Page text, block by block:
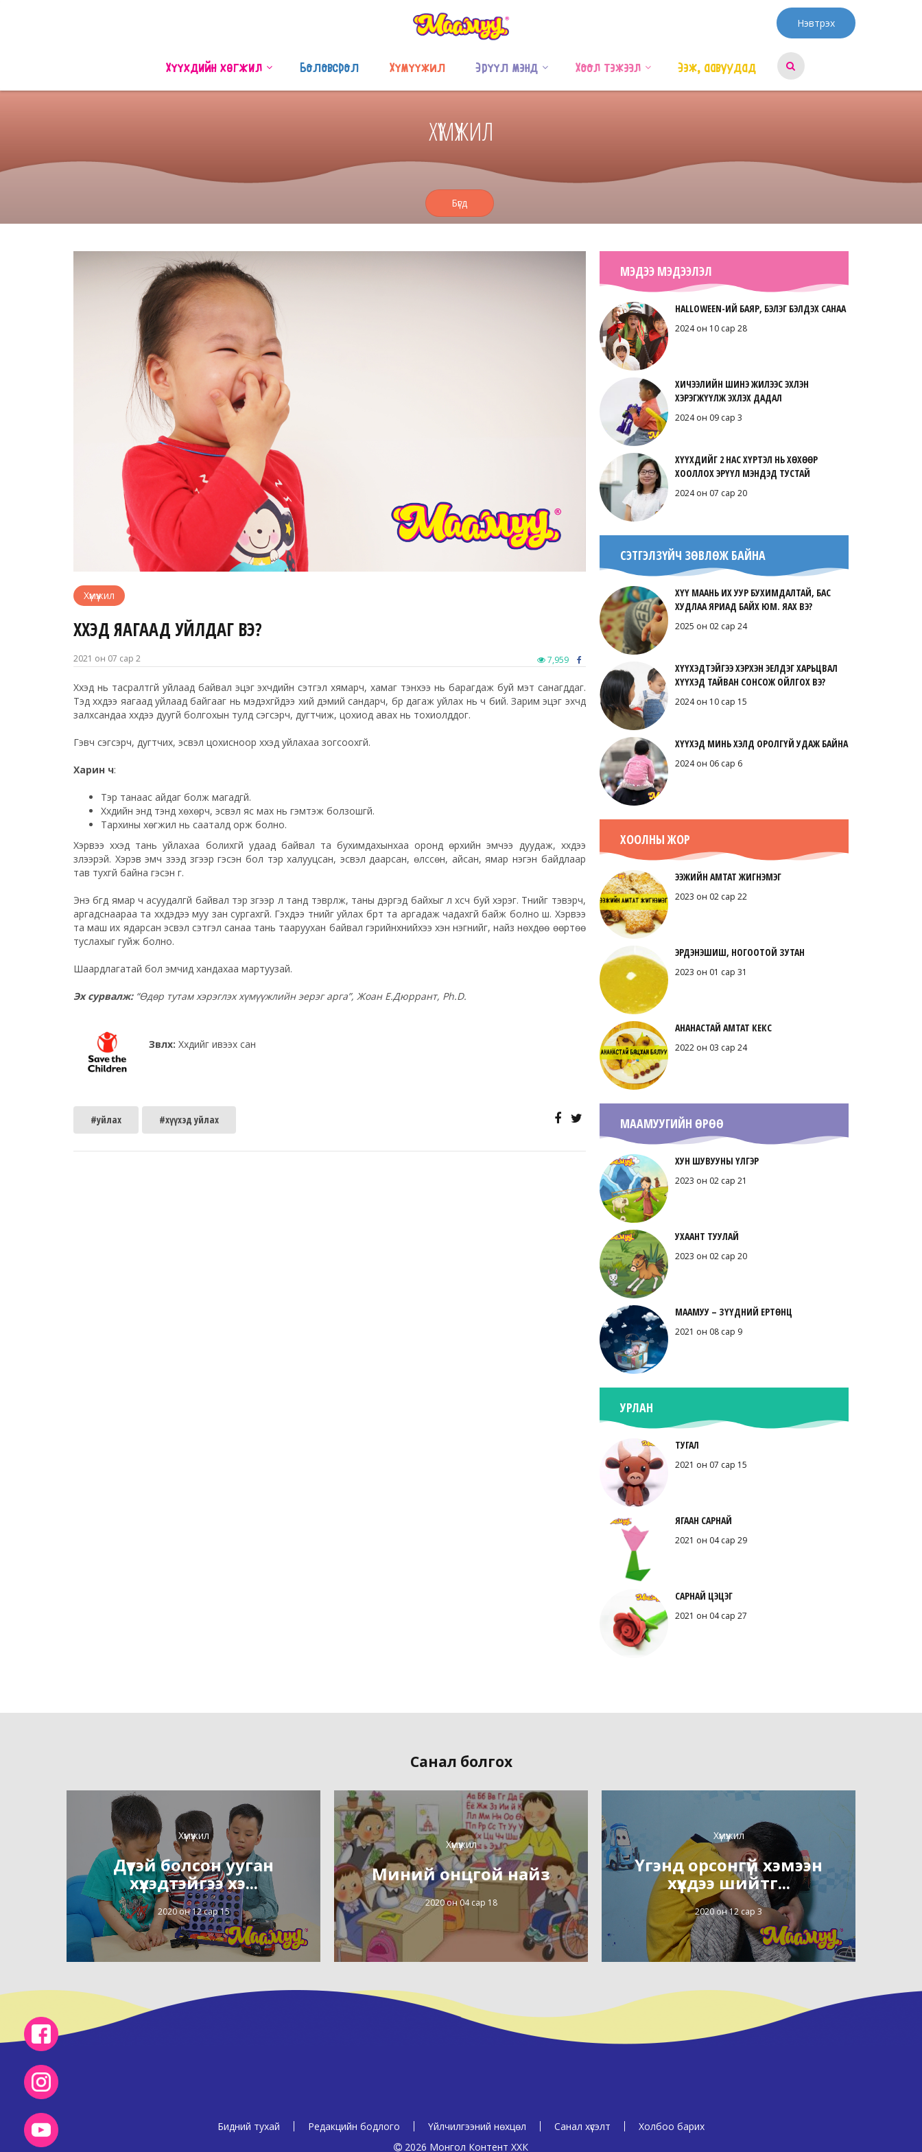
Нэвтрэх
Хүүхдийн хөгжил Боловсрол Хүмүүжил Эрүүл мэнд Хоол тэжээл Ээж, аавуудад
ХҮМҮҮЖИЛ
Бүгд
Хүмүүжил
ХҮҮХЭД ЯАГААД УЙЛДАГ ВЭ?
2021 он 07 сар 2 7,959
Хүүхэд нь тасралтгүй уйлаад байвал эцэг эхчүүдийн сэтгэл хямарч, хамаг тэнхээ нь барагдаж буй мэт санагддаг.
Тэд хүүхдээ яагаад уйлаад байгааг нь мэдэхгүйдээ хий дэмий сандарч, бүр дагаж уйлах нь ч бий. Зарим эцэг эхчүүд
залхсандаа хүүхдээ дуугүй болгохын тулд сэгсэрч, дугтчиж, цохиод авах нь тохиолддог.
Гэвч сэгсэрч, дугтчих, эсвэл цохисноор хүүхэд уйлахаа зогсоохгүй.
Харин ч:
Тэр танаас айдаг болж магадгүй.
Хүүхдийн энд тэнд хөхөрч, эсвэл яс мах нь гэмтэж болзошгүй.
Тархины хөгжил нь сааталд орж болно.
Хэрвээ хүүхэд тань уйлахаа болихгүй удаад байвал та бухимдахынхаа оронд өрхийн эмчээ дуудаж, хүүхдээ
үзүүлээрэй. Хэрэв эмч үзээд зүгээр гэсэн бол тэр халууцсан, эсвэл даарсан, өлссөн, айсан, ямар нэгэн байдлаар
тав тухгүй байна гэсэн үг.
Энэ бүгд ямар ч асуудалгүй байвал тэр зүгээр л танд тэврүүлж, таны дэргэд байхыг л хүсч буй хэрэг. Түүнийг тэвэрч,
аргадснаараа та хүүхдэдээ муу зан сургахгүй. Гэхдээ түүнийг уйлах бүрт та аргадаж чадахгүй байж болно шүү. Хэрвээ
та маш их ядарсан эсвэл сэтгэл санаа тань тааруухан байвал гэрийнхнийхээ хэн нэгнийг, найз нөхдөө өөртөө
туслахыг гуйж болно.
Шаардлагатай бол эмчид хандахаа мартуузай.
Эх сурвалж:“Өдөр тутам хэрэглэх хүмүүжлийн эерэг арга”, Жоан Е.Дюррант, Ph.D.
Зөвлөх: Хүүхдийг ивээх сан
#уйлах #хүүхэд уйлах
МЭДЭЭ МЭДЭЭЛЭЛ
HALLOWEEN-ИЙ БАЯР, БЭЛЭГ БЭЛДЭХ САНАА
2024 он 10 сар 28
ХИЧЭЭЛИЙН ШИНЭ ЖИЛЭЭС ЭХЛЭН
ХЭРЭГЖҮҮЛЖ ЭХЛЭХ ДАДАЛ
2024 он 09 сар 3
ХҮҮХДИЙГ 2 НАС ХҮРТЭЛ НЬ ХӨХӨӨР
ХООЛЛОХ ЭРҮҮЛ МЭНДЭД ТУСТАЙ
2024 он 07 сар 20
СЭТГЭЛЗҮЙЧ ЗӨВЛӨЖ БАЙНА
ХҮҮ МААНЬ ИХ УУР БУХИМДАЛТАЙ, БАС
ХУДЛАА ЯРИАД БАЙХ ЮМ. ЯАХ ВЭ?
2025 он 02 сар 24
ХҮҮХЭДТЭЙГЭЭ ХЭРХЭН ЭЕЛДЭГ ХАРЬЦВАЛ
ХҮҮХЭД ТАЙВАН СОНСОЖ ОЙЛГОХ ВЭ?
2024 он 10 сар 15
ХҮҮХЭД МИНЬ ХЭЛД ОРОЛГҮЙ УДАЖ БАЙНА
2024 он 06 сар 6
ХООЛНЫ ЖОР
ЭЭЖИЙН АМТАТ ЖИГНЭМЭГ
2023 он 02 сар 22
ЭРДЭНЭШИШ, НОГООТОЙ ЗУТАН
2023 он 01 сар 31
АНАНАСТАЙ АМТАТ КЕКС
2022 он 03 сар 24
МААМУУГИЙН ӨРӨӨ
ХУН ШУВУУНЫ ҮЛГЭР
2023 он 02 сар 21
УХААНТ ТУУЛАЙ
2023 он 02 сар 20
МААМУУ – ЗҮҮДНИЙ ЕРТӨНЦ
2021 он 08 сар 9
УРЛАН
ТУГАЛ
2021 он 07 сар 15
ЯГААН САРНАЙ
2021 он 04 сар 29
САРНАЙ ЦЭЦЭГ
2021 он 04 сар 27
Санал болгох
Хүмүүжил
Дүүтэй болсон ууган
хүүхэдтэйгээ хэ...
2020 он 12 сар 15
Хүмүүжил
Миний онцгой найз
2020 он 04 сар 18
Хүмүүжил
Үгэнд орсонгүй хэмээн
хүүхдээ шийтг...
2020 он 12 сар 3
Бидний тухай Редакцийн бодлого Үйлчилгээний нөхцөл Санал хүсэлт
Холбоо барих
2026 Монгол Контент ХХК